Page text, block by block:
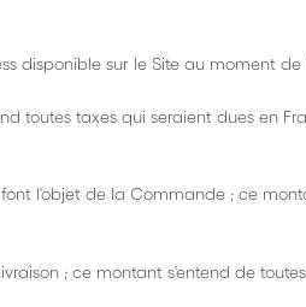
disponible sur le Site au moment
toutes taxes qui seraient dues en
l'objet de la Commande ; ce
; ce montant s'entend de